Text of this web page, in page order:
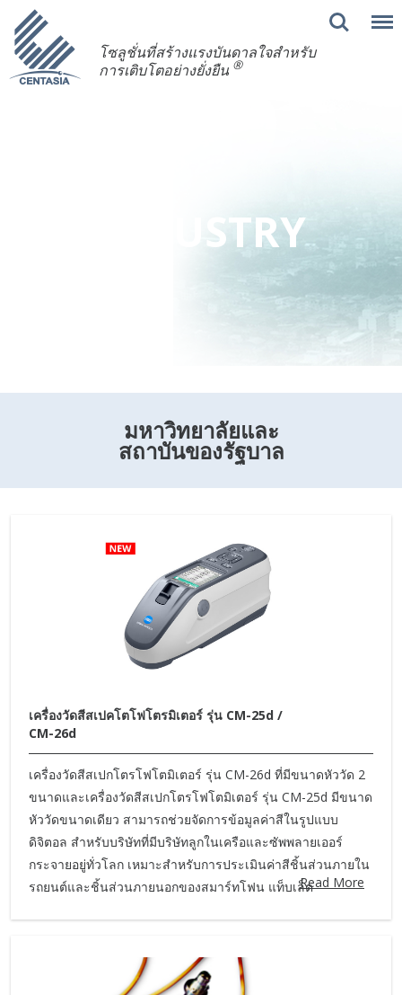
โซลูชั่นที่สร้างแรงบันดาลใจสำหรับ
การเติบโตอย่างยั่งยืน ®
INDUSTRY
มหาวิทยาลัยและ
สถาบันของรัฐบาล
เครื่องวัดสีสเปคโตโฟโตรมิเตอร์ รุ่น CM-25d /
CM-26d
เครื่องวัดสีสเปกโตรโฟโตมิเตอร์ รุ่น CM-26d ที่มีขนาดหัววัด 2
ขนาดและเครื่องวัดสีสเปกโตรโฟโตมิเตอร์ รุ่น CM-25d มีขนาด
หัววัดขนาดเดียว สามารถช่วยจัดการข้อมูลค่าสีในรูปแบบ
ดิจิตอล สำหรับบริษัทที่มีบริษัทลูกในเครือและซัพพลายเออร์
กระจายอยู่ทั่วโลก เหมาะสำหรับการประเมินค่าสีชิ้นส่วนภายใน
รถยนต์และชิ้นส่วนภายนอกของสมาร์ทโฟน แท็บเล็ตRead More